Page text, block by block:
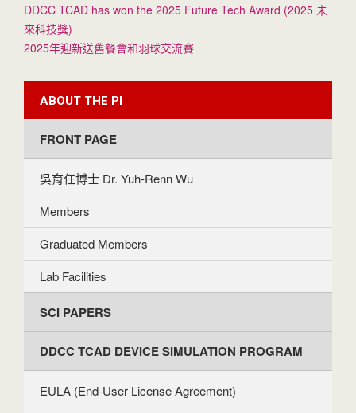
DDCC TCAD has won the 2025 Future Tech Award (2025 未
來科技獎)
2025年迎新送舊餐會和羽球交流賽
ABOUT THE PI
FRONT PAGE
吳育任博士 Dr. Yuh-Renn Wu
Members
Graduated Members
Lab Facilities
SCI PAPERS
DDCC TCAD DEVICE SIMULATION PROGRAM
EULA (End-User License Agreement)